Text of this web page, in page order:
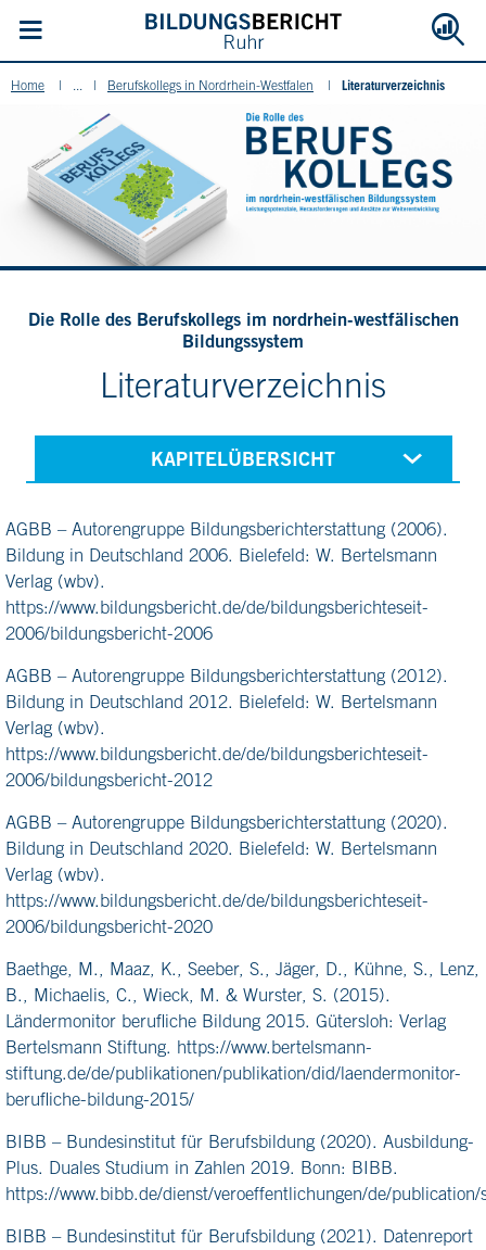
Home ... Berufskollegs in Nordrhein-Westfalen Literaturverzeichnis
Die Rolle des Berufskollegs im nordrhein-westfälischen
Bildungssystem
Literaturverzeichnis
KAPITELÜBERSICHT
AGBB – Autorengruppe Bildungsberichterstattung (2006).
Bildung in Deutschland 2006. Bielefeld: W. Bertelsmann
Verlag (wbv).
https://www.bildungsbericht.de/de/bildungsberichteseit-
2006/bildungsbericht-2006
AGBB – Autorengruppe Bildungsberichterstattung (2012).
Bildung in Deutschland 2012. Bielefeld: W. Bertelsmann
Verlag (wbv).
https://www.bildungsbericht.de/de/bildungsberichteseit-
2006/bildungsbericht-2012
AGBB – Autorengruppe Bildungsberichterstattung (2020).
Bildung in Deutschland 2020. Bielefeld: W. Bertelsmann
Verlag (wbv).
https://www.bildungsbericht.de/de/bildungsberichteseit-
2006/bildungsbericht-2020
Baethge, M., Maaz, K., Seeber, S., Jäger, D., Kühne, S., Lenz,
B., Michaelis, C., Wieck, M. & Wurster, S. (2015).
Ländermonitor berufliche Bildung 2015. Gütersloh: Verlag
Bertelsmann Stiftung. https://www.bertelsmann-
stiftung.de/de/publikationen/publikation/did/laendermonitor-
berufliche-bildung-2015/
BIBB – Bundesinstitut für Berufsbildung (2020). Ausbildung-
Plus. Duales Studium in Zahlen 2019. Bonn: BIBB.
https://www.bibb.de/dienst/veroeffentlichungen/de/publication/
BIBB – Bundesinstitut für Berufsbildung (2021). Datenreport